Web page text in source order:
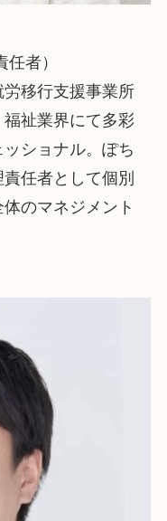
者）
移行支援事業所
祉業界にて多彩
ショナル。ぽち
任者として個別
のマネジメント